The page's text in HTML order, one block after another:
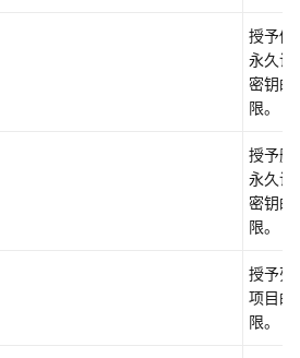
授予修
永久访
密钥的
限。
授予删
永久访
密钥的
限。
授予列
项目的
限。